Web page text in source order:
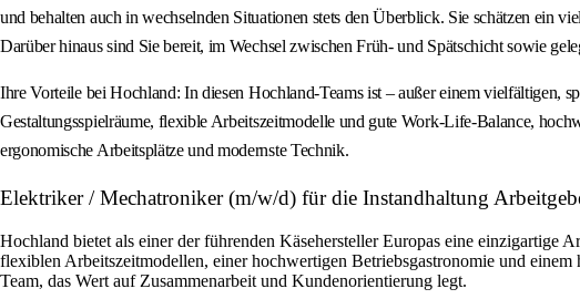
und behalten auch in wechselnden Situationen stets den Überblick. Sie schätzen ein
Darüber hinaus sind Sie bereit, im Wechsel zwischen Früh- und Spätschicht sowie
Ihre Vorteile bei Hochland: In diesen Hochland-Teams ist – außer einem vielfältigen,
Gestaltungsspielräume, flexible Arbeitszeitmodelle und gute Work-Life-Balance,
ergonomische Arbeitsplätze und modernste Technik.
Elektriker / Mechatroniker (m/w/d) für die Instandhaltung
Hochland bietet als einer der führenden Käsehersteller Europas eine
flexiblen Arbeitszeitmodellen, einer hochwertigen Betriebsgastronomie und
Team, das Wert auf Zusammenarbeit und Kundenorientierung legt.